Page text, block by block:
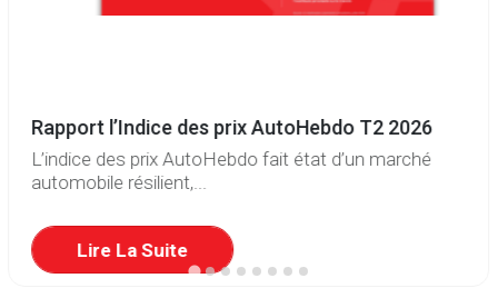
Rapport l’Indice des prix AutoHebdo T2 2026
L’indice des prix AutoHebdo fait état d’un marché
automobile résilient,...
Lire La Suite